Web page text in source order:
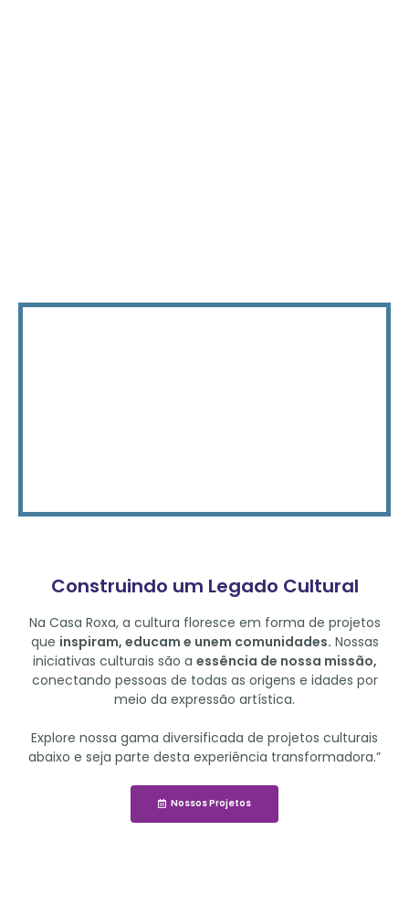
Construindo um Legado Cultural
Na Casa Roxa, a cultura floresce em forma de projetos
que inspiram, educam e unem comunidades. Nossas
iniciativas culturais são a essência de nossa missão,
conectando pessoas de todas as origens e idades por
meio da expressão artística.
Explore nossa gama diversificada de projetos culturais
abaixo e seja parte desta experiência transformadora.”
Nossos Projetos